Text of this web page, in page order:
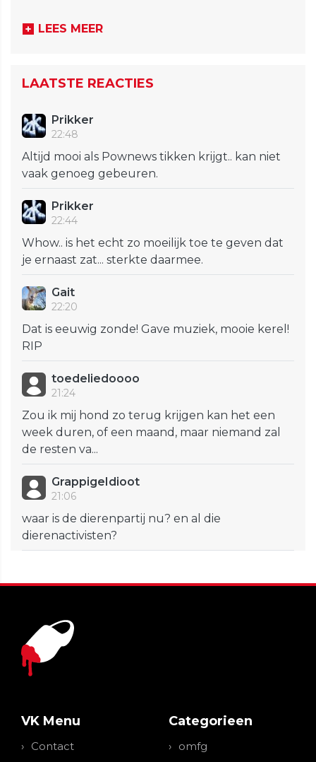
LEES MEER
LAATSTE REACTIES
Prikker
22:48
Altijd mooi als Pownews tikken krijgt.. kan niet
vaak genoeg gebeuren.
Prikker
22:44
Whow.. is het echt zo moeilijk toe te geven dat
je ernaast zat... sterkte daarmee.
Gait
22:20
Dat is eeuwig zonde! Gave muziek, mooie kerel!
RIP
toedeliedoooo
21:24
Zou ik mij hond zo terug krijgen kan het een
week duren, of een maand, maar niemand zal
de resten va...
GrappigeIdioot
21:06
waar is de dierenpartij nu? en al die
dierenactivisten?
VK Menu
Contact
Categorieen
omfg